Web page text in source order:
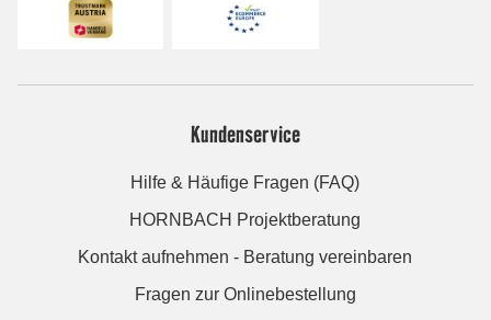
Kundenservice
Hilfe & Häufige Fragen (FAQ)
HORNBACH Projektberatung
Kontakt aufnehmen - Beratung vereinbaren
Fragen zur Onlinebestellung